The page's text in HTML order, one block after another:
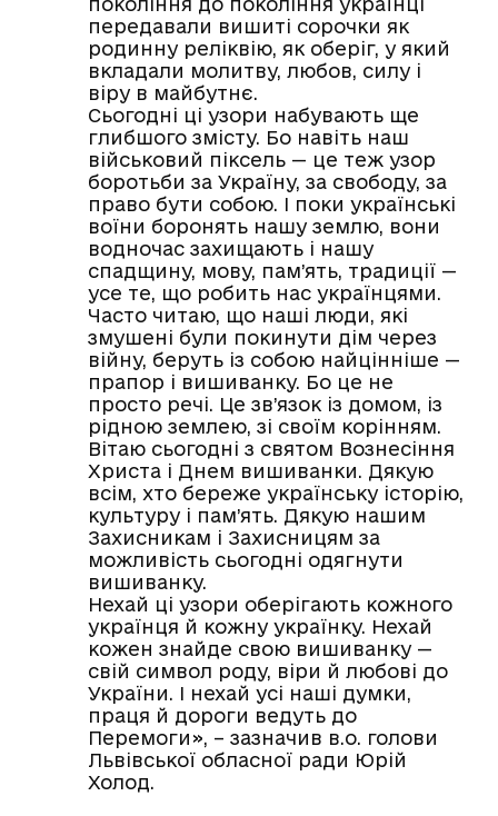
передавали вишиті сорочки як
родинну реліквію, як оберіг, у який
вкладали молитву, любов, силу і
віру в майбутнє.
Сьогодні ці узори набувають ще
глибшого змісту. Бо навіть наш
військовий піксель — це теж узор
боротьби за Україну, за свободу, за
право бути собою. І поки українські
воїни боронять нашу землю, вони
водночас захищають і нашу
спадщину, мову, пам’ять, традиції —
усе те, що робить нас українцями.
Часто читаю, що наші люди, які
змушені були покинути дім через
війну, беруть із собою найцінніше —
прапор і вишиванку. Бо це не
просто речі. Це зв’язок із домом, із
рідною землею, зі своїм корінням.
Вітаю сьогодні з святом Вознесіння
Христа і Днем вишиванки. Дякую
всім, хто береже українську історію,
культуру і пам’ять. Дякую нашим
Захисникам і Захисницям за
можливість сьогодні одягнути
вишиванку.
Нехай ці узори оберігають кожного
українця й кожну українку. Нехай
кожен знайде свою вишиванку —
свій символ роду, віри й любові до
України. І нехай усі наші думки,
праця й дороги ведуть до
Перемоги», – зазначив в.о. голови
Львівської обласної ради Юрій
Холод.